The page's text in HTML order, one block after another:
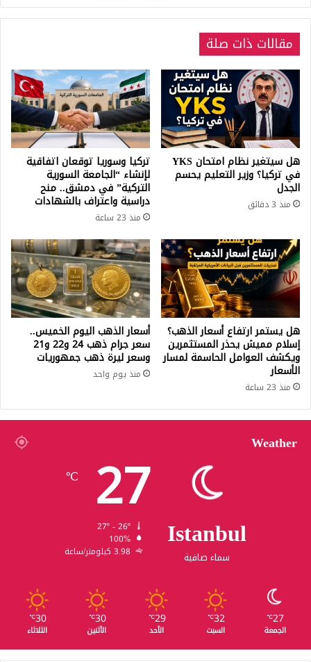
مقالات ذات صلة
هل سيتغير نظام امتحان YKS
في تركيا؟ وزير التعليم يحسم
الجدل
منذ 3 دقائق
تركيا وسوريا توقعان اتفاقية
لإنشاء “الجامعة السورية
التركية” في دمشق.. منح
دراسية واعتراف بالشهادات
منذ 23 ساعة
هل يستمر ارتفاع أسعار الذهب؟
إسلام مميش يحذر المستثمرين
ويكشف العوامل الحاسمة لمسار
الأسعار
منذ 23 ساعة
أسعار الذهب اليوم الخميس..
سعر جرام ذهب 24 و22 و21
وسعر ليرة ذهب جمهوريات
منذ يوم واحد
Weather
Istanbul
سماء صافية
27
℃
100%
3.98 كيلومتر/ساعة
27
℃
الجمعة
32
℃
السبت
29
℃
الأحد
30
℃
الأثنين
30
℃
الثلاثاء